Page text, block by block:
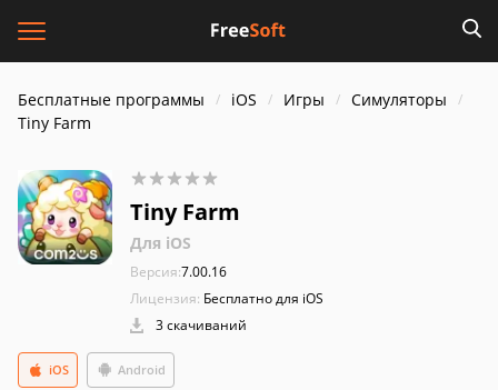
Бесплатные программы iOS Игры
Симуляторы
Tiny Farm
Tiny Farm
Для iOS
Версия:7.00.16
Лицензия: Бесплатно для iOS
3 скачиваний
Android
iOS